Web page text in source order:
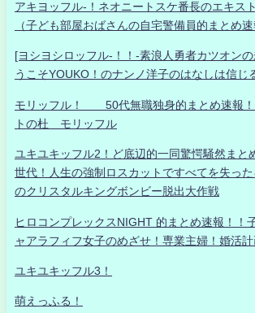
アキヨッフル-！ネオニートスケ番長のエキス
（子ども部屋おばさんの自宅警備員的まとめ速
[ヨシヨシロッフル-！！-素浪人勇者カツオン
うこそYOUKO！のナンノ洋子のはなしは信じ
モリッフル！ 50代無職独身的まとめ速報！
トの杜 モリッフル
ユキユキッフル2！ど底辺的一同驚愕騒然まと
世代！人生の強制ロスカットですべてを失っ
のクリスタルキングボンビー脱出大作戦
ヒロコンプレックスNIGHT 的まとめ速報！！
ャアラフィフ女子のめざせ！専業主婦！婚活
ユキユキッフル3！
萌えっふる！